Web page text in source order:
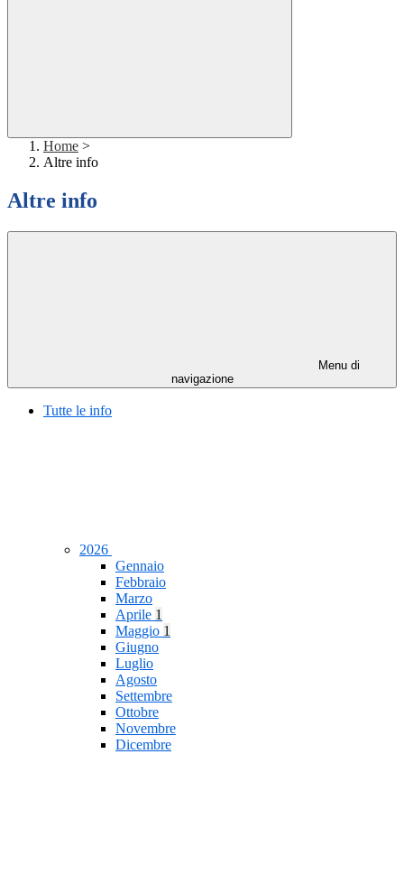
Home >
Altre info
Altre info
Menu di
navigazione
Tutte le info
2026
Gennaio
Febbraio
Marzo
Aprile 1
Maggio 1
Giugno
Luglio
Agosto
Settembre
Ottobre
Novembre
Dicembre